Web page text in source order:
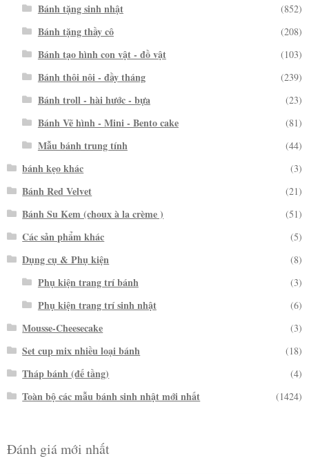
Bánh tặng sinh nhật (852)
Bánh tặng thầy cô (208)
Bánh tạo hình con vật - đồ vật (103)
Bánh thôi nôi - đầy tháng (239)
Bánh troll - hài hước - bựa (23)
Bánh Vẽ hình - Mini - Bento cake (81)
Mẫu bánh trung tính (44)
bánh kẹo khác (3)
Bánh Red Velvet (21)
Bánh Su Kem (choux à la crème ) (51)
Các sản phẩm khác (5)
Dụng cụ & Phụ kiện (8)
Phụ kiện trang trí bánh (3)
Phụ kiện trang trí sinh nhật (6)
Mousse-Cheesecake (3)
Set cup mix nhiều loại bánh (18)
Tháp bánh (đế tầng) (4)
Toàn bộ các mẫu bánh sinh nhật mới nhất (1424)
Đánh giá mới nhất